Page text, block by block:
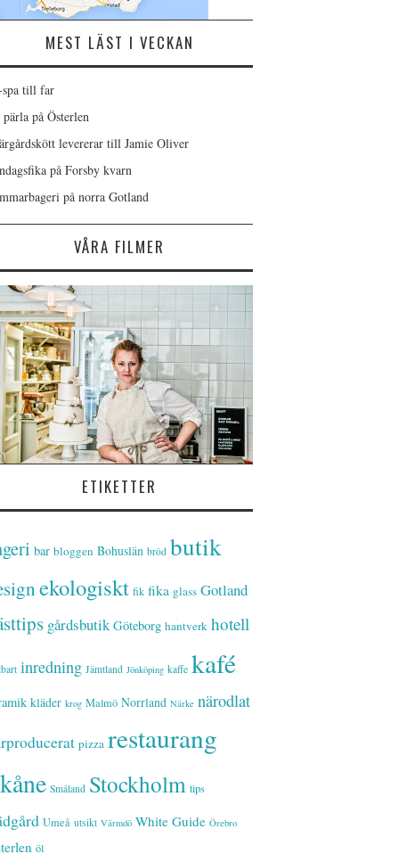
MEST LÄST I VECKAN
till far
på Österlen
levererar till Jamie Oliver
på Forsby kvarn
på norra Gotland
VÅRA FILMER
ETIKETTER
bar bloggen Bohuslän bröd butik
ekologiskt fik fika glass Gotland
gårdsbutik Göteborg hantverk hotell
inredning Jämtland Jönköping kaffe kafé
kläder krog Malmö Norrland Närke närodlat
pizza restaurang
Småland Stockholm tips
Umeå utsikt Värmdö White Guide Örebro
öl